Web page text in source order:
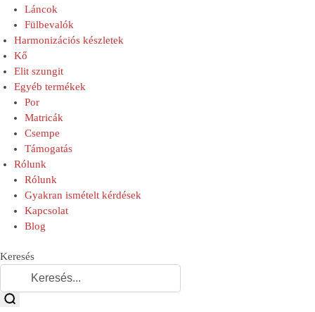
Láncok
Fülbevalók
Harmonizációs készletek
Kő
Elit szungit
Egyéb termékek
Por
Matricák
Csempe
Támogatás
Rólunk
Rólunk
Gyakran ismételt kérdések
Kapcsolat
Blog
Keresés